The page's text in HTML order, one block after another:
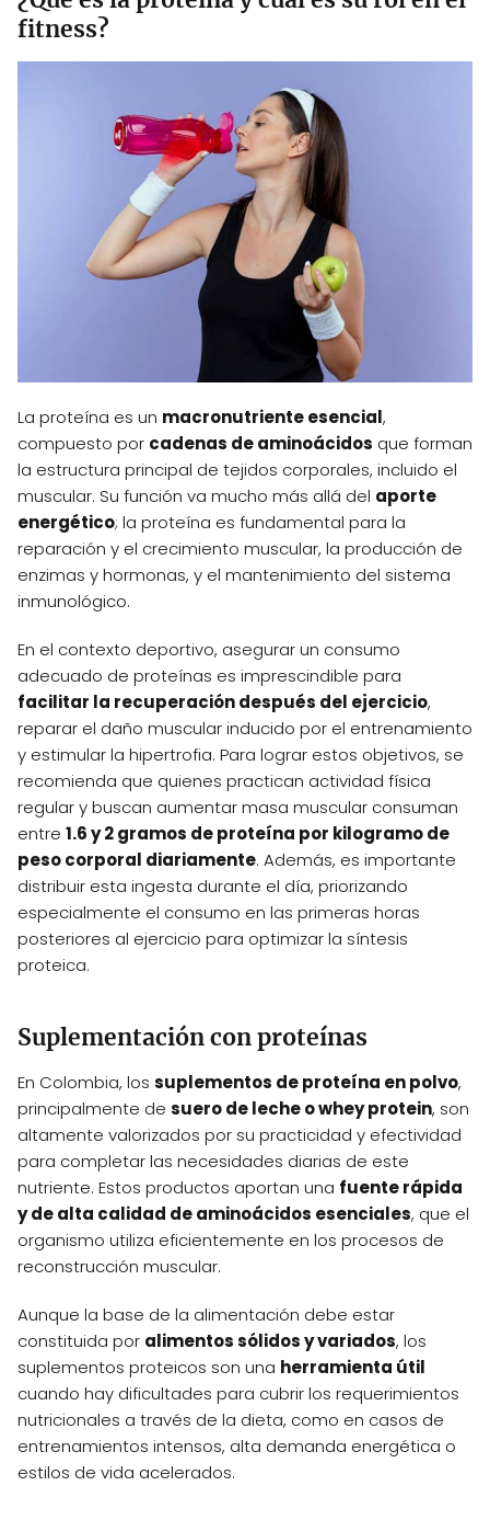
fitness?
La proteína es un macronutriente esencial,
compuesto por cadenas de aminoácidos que forman
la estructura principal de tejidos corporales, incluido el
muscular. Su función va mucho más allá del aporte
energético; la proteína es fundamental para la
reparación y el crecimiento muscular, la producción de
enzimas y hormonas, y el mantenimiento del sistema
inmunológico.
En el contexto deportivo, asegurar un consumo
adecuado de proteínas es imprescindible para
facilitar la recuperación después del ejercicio,
reparar el daño muscular inducido por el entrenamiento
y estimular la hipertrofia. Para lograr estos objetivos, se
recomienda que quienes practican actividad física
regular y buscan aumentar masa muscular consuman
entre 1.6 y 2 gramos de proteína por kilogramo de
peso corporal diariamente. Además, es importante
distribuir esta ingesta durante el día, priorizando
especialmente el consumo en las primeras horas
posteriores al ejercicio para optimizar la síntesis
proteica.
Suplementación con proteínas
En Colombia, los suplementos de proteína en polvo,
principalmente de suero de leche o whey protein, son
altamente valorizados por su practicidad y efectividad
para completar las necesidades diarias de este
nutriente. Estos productos aportan una fuente rápida
y de alta calidad de aminoácidos esenciales, que el
organismo utiliza eficientemente en los procesos de
reconstrucción muscular.
Aunque la base de la alimentación debe estar
constituida por alimentos sólidos y variados, los
suplementos proteicos son una herramienta útil
cuando hay dificultades para cubrir los requerimientos
nutricionales a través de la dieta, como en casos de
entrenamientos intensos, alta demanda energética o
estilos de vida acelerados.